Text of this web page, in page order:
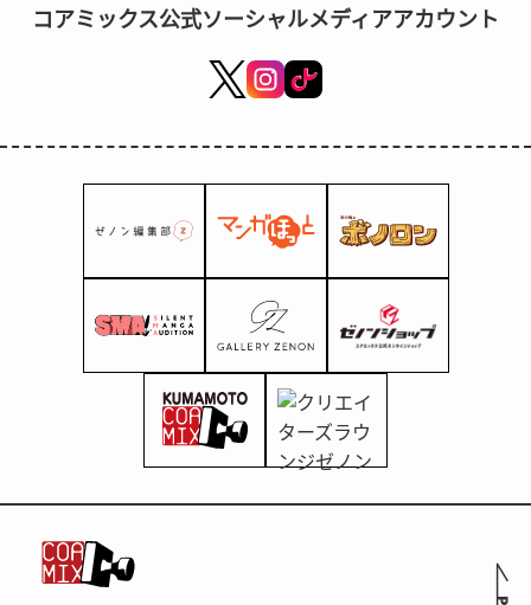
コアミックス公式ソーシャルメディアアカウント